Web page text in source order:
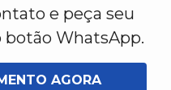
e peça seu
WhatsApp.
AGORA